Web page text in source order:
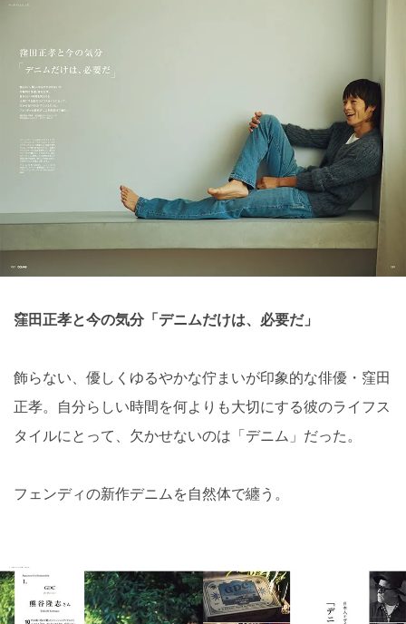
窪田正孝と今の気分「デニムだけは、必要だ」
飾らない、優しくゆるやかな佇まいが印象的な俳優・窪田
正孝。自分らしい時間を何よりも大切にする彼のライフス
タイルにとって、欠かせないのは「デニム」だった。
フェンディの新作デニムを自然体で纏う。